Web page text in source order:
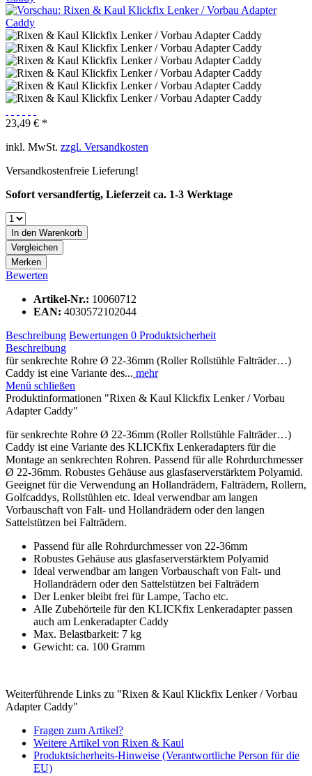
23,49 € *
inkl. MwSt. zzgl. Versandkosten
Versandkostenfreie Lieferung!
Sofort versandfertig, Lieferzeit ca. 1-3 Werktage
In den Warenkorb
Vergleichen
Merken
Bewerten
Artikel-Nr.: 10060712
EAN: 4030572102044
Beschreibung Bewertungen 0 Produktsicherheit
Beschreibung
für senkrechte Rohre Ø 22-36mm (Roller Rollstühle Falträder…)
Caddy ist eine Variante des... mehr
Menü schließen
Produktinformationen "Rixen & Kaul Klickfix Lenker / Vorbau
Adapter Caddy"
für senkrechte Rohre Ø 22-36mm (Roller Rollstühle Falträder…)
Caddy ist eine Variante des KLICKfix Lenkeradapters für die
Montage an senkrechten Rohren. Passend für alle Rohrdurchmesser
Ø 22-36mm. Robustes Gehäuse aus glasfaserverstärktem Polyamid.
Geeignet für die Verwendung an Hollandrädern, Falträdern, Rollern,
Golfcaddys, Rollstühlen etc. Ideal verwendbar am langen
Vorbauschaft von Falt- und Hollandrädern oder den langen
Sattelstützen bei Falträdern.
Passend für alle Rohrdurchmesser von 22-36mm
Robustes Gehäuse aus glasfaserverstärktem Polyamid
Ideal verwendbar am langen Vorbauschaft von Falt- und
Hollandrädern oder den Sattelstützen bei Falträdern
Der Lenker bleibt frei für Lampe, Tacho etc.
Alle Zubehörteile für den KLICKfix Lenkeradapter passen
auch am Lenkeradapter Caddy
Max. Belastbarkeit: 7 kg
Gewicht: ca. 100 Gramm
Weiterführende Links zu "Rixen & Kaul Klickfix Lenker / Vorbau
Adapter Caddy"
Fragen zum Artikel?
Weitere Artikel von Rixen & Kaul
Produktsicherheits-Hinweise (Verantwortliche Person für die
EU)